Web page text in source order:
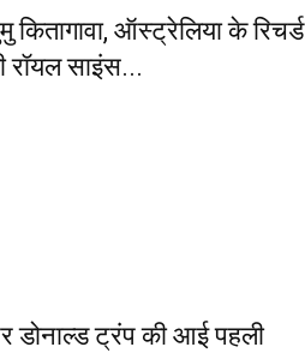
ऑस्ट्रेलिया के रिचर्ड
रॉयल साइंस...
डोनाल्ड ट्रंप की आई पहली